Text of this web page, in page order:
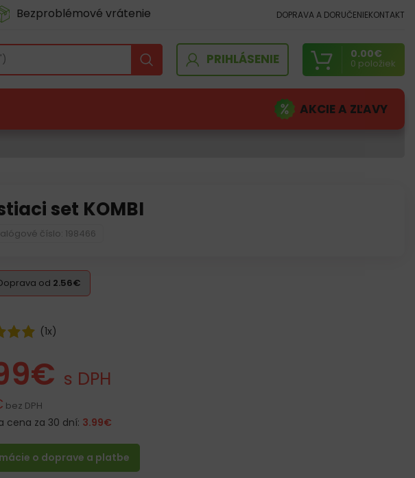
Bezproblémové vrátenie DOPRAVA A DORUČENIEKONTAKT
PRIHLÁSENIE 0 položiek
0.00€
AKCIE A ZĽAVY
ZVÄČŠENIEset KOMBI
číslo: 198466
od 2.56€
(1x)
€ s DPH
bez DPH
cena za 30 dní: 3.99€
o doprave a platbe